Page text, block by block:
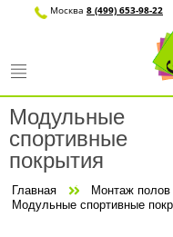
Москва8 (499)
Модульные
спортивные
покрытия
Главная Монтаж полов
Модульные спортивные